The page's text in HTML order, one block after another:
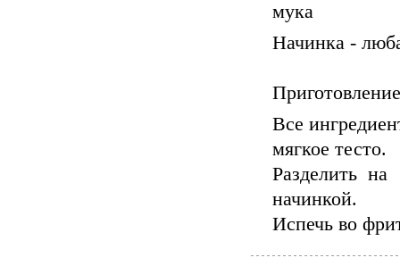
мука
Начинка -
Все
мягкое тесто.
Разделить
начинкой.
Испечь во